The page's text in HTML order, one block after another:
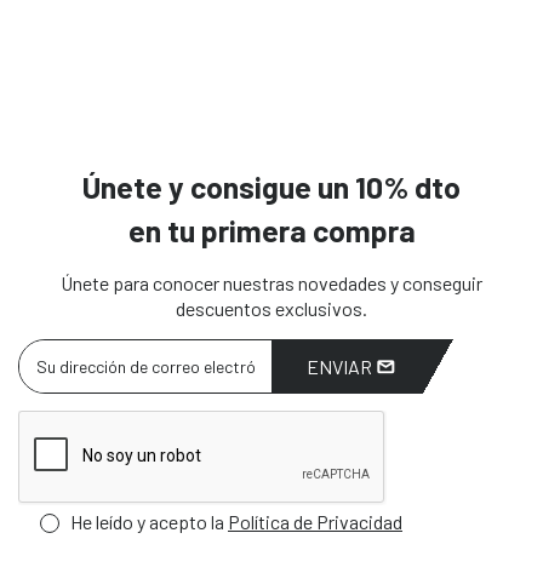
Únete y consigue un 10% dto
en tu primera compra
Únete para conocer nuestras novedades y conseguir
descuentos exclusivos.
ENVIAR
He leído y acepto la Política de Privacidad